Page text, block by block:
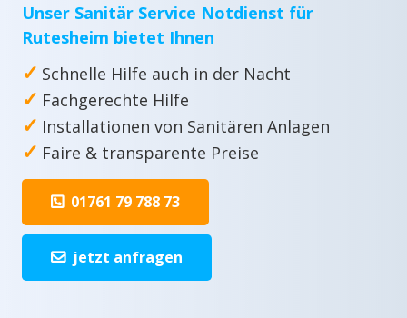
Unser Sanitär Service Notdienst für
Rutesheim bietet Ihnen
✓ Schnelle Hilfe auch in der Nacht
✓ Fachgerechte Hilfe
✓ Installationen von Sanitären Anlagen
✓ Faire & transparente Preise
01761 79 788 73
jetzt anfragen